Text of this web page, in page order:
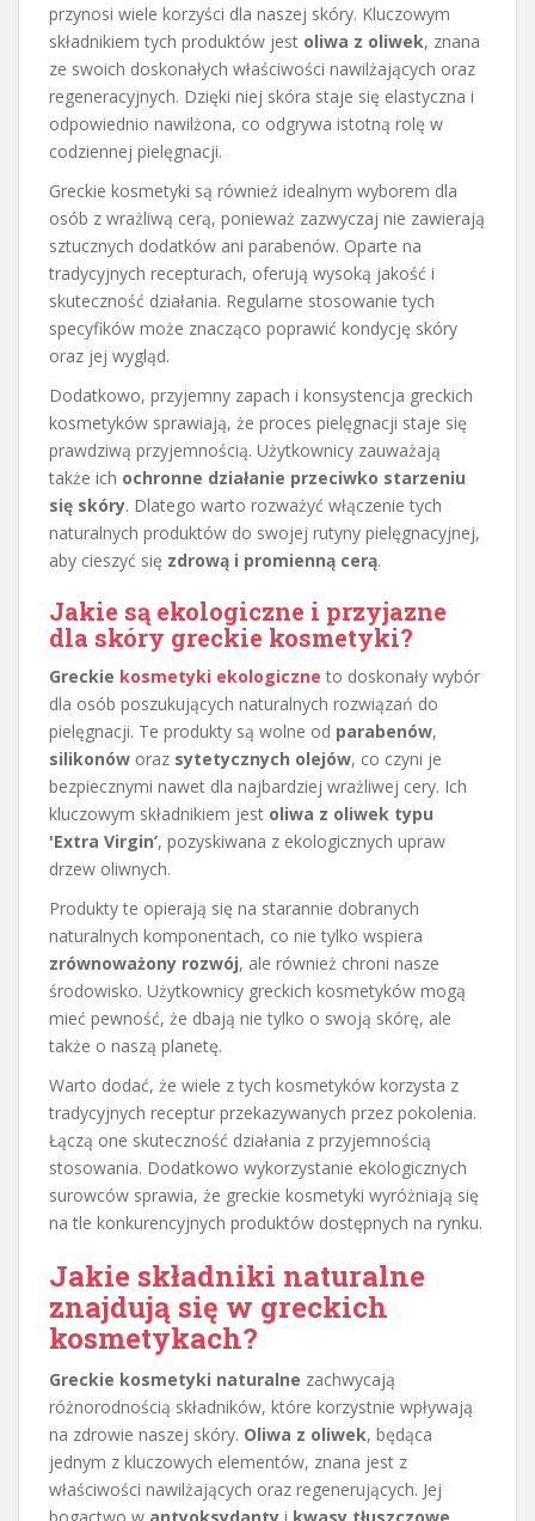
przynosi wiele korzyści dla naszej skóry. Kluczowym
składnikiem tych produktów jest oliwa z oliwek, znana
ze swoich doskonałych właściwości nawilżających oraz
regeneracyjnych. Dzięki niej skóra staje się elastyczna i
odpowiednio nawilżona, co odgrywa istotną rolę w
codziennej pielęgnacji.
Greckie kosmetyki są również idealnym wyborem dla
osób z wrażliwą cerą, ponieważ zazwyczaj nie zawierają
sztucznych dodatków ani parabenów. Oparte na
tradycyjnych recepturach, oferują wysoką jakość i
skuteczność działania. Regularne stosowanie tych
specyfików może znacząco poprawić kondycję skóry
oraz jej wygląd.
Dodatkowo, przyjemny zapach i konsystencja greckich
kosmetyków sprawiają, że proces pielęgnacji staje się
prawdziwą przyjemnością. Użytkownicy zauważają
także ich ochronne działanie przeciwko starzeniu
się skóry. Dlatego warto rozważyć włączenie tych
naturalnych produktów do swojej rutyny pielęgnacyjnej,
aby cieszyć się zdrową i promienną cerą.
Jakie są ekologiczne i przyjazne
dla skóry greckie kosmetyki?
Greckie kosmetyki ekologiczne to doskonały wybór
dla osób poszukujących naturalnych rozwiązań do
pielęgnacji. Te produkty są wolne od parabenów,
silikonów oraz sytetycznych olejów, co czyni je
bezpiecznymi nawet dla najbardziej wrażliwej cery. Ich
kluczowym składnikiem jest oliwa z oliwek typu
'Extra Virgin’, pozyskiwana z ekologicznych upraw
drzew oliwnych.
Produkty te opierają się na starannie dobranych
naturalnych komponentach, co nie tylko wspiera
zrównoważony rozwój, ale również chroni nasze
środowisko. Użytkownicy greckich kosmetyków mogą
mieć pewność, że dbają nie tylko o swoją skórę, ale
także o naszą planetę.
Warto dodać, że wiele z tych kosmetyków korzysta z
tradycyjnych receptur przekazywanych przez pokolenia.
Łączą one skuteczność działania z przyjemnością
stosowania. Dodatkowo wykorzystanie ekologicznych
surowców sprawia, że greckie kosmetyki wyróżniają się
na tle konkurencyjnych produktów dostępnych na rynku.
Jakie składniki naturalne
znajdują się w greckich
kosmetykach?
Greckie kosmetyki naturalne zachwycają
różnorodnością składników, które korzystnie wpływają
na zdrowie naszej skóry. Oliwa z oliwek, będąca
jednym z kluczowych elementów, znana jest z
właściwości nawilżających oraz regenerujących. Jej